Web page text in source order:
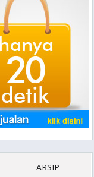
ARSIP